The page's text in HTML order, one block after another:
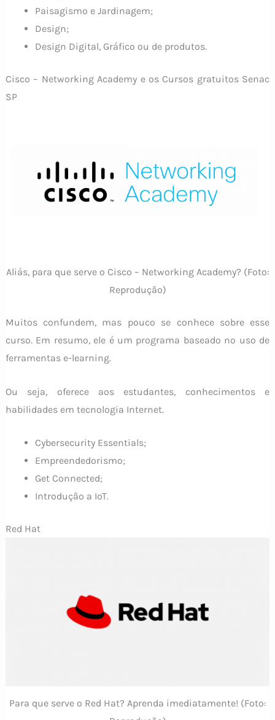
Paisagismo e Jardinagem;
Design;
Design Digital, Gráfico ou de produtos.
Cisco – Networking Academy e os Cursos gratuitos Senac
SP
Aliás, para que serve o Cisco – Networking Academy? (Foto:
Reprodução)
Muitos confundem, mas pouco se conhece sobre esse
curso. Em resumo, ele é um programa baseado no uso de
ferramentas e-learning.
Ou seja, oferece aos estudantes, conhecimentos e
habilidades em tecnologia Internet.
Cybersecurity Essentials;
Empreendedorismo;
Get Connected;
Introdução a IoT.
Red Hat
Para que serve o Red Hat? Aprenda imediatamente! (Foto: